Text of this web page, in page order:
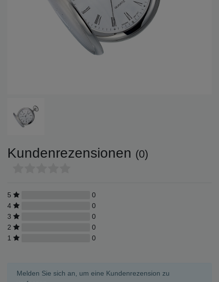
Kundenrezensionen (0)
5
0
4
0
3
0
2
0
1
0
Melden Sie sich an, um eine Kundenrezension zu